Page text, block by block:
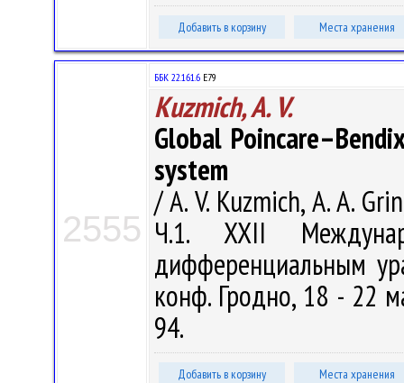
Добавить в корзину Места хранения
2555
ББК 22.161.6 Е79
Kuzmich, A. V.
Global
system
/ A. V. Kuzmich, A. A.
Ч.1. XXII
дифференциальным
конф. Гродно, 18 - 22
94.
Добавить в корзину Места хранения